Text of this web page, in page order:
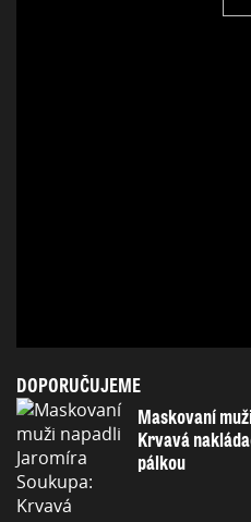
DOPORUČUJEME
Maskovaní
Krvavá
pálkou